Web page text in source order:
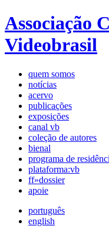
Associação
Videobrasil
quem somos
notícias
acervo
publicações
exposições
canal vb
coleção de autores
bienal
programa de
plataforma:vb
ff»dossier
apoie
português
english